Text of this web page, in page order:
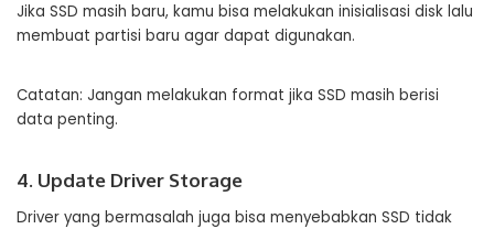
Jika SSD masih baru, kamu bisa melakukan inisialisasi disk lalu
membuat partisi baru agar dapat digunakan.
Catatan: Jangan melakukan format jika SSD masih berisi
data penting.
4. Update Driver Storage
Driver yang bermasalah juga bisa menyebabkan SSD tidak